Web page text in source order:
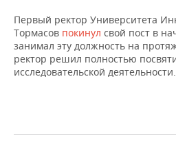
Первый ректор Университета
Тормасов покинул свой пост в
занимал эту должность на
ректор решил полностью
исследовательской деятельности.